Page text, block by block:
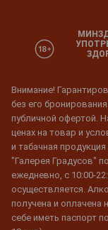
Внимание!
без его
публичной офертой.
ценах на товар и
и табачная
"Галерея Градусов"
ежедневно, с 10:00-
осуществляется.
получена и оплачена
себе иметь паспорт